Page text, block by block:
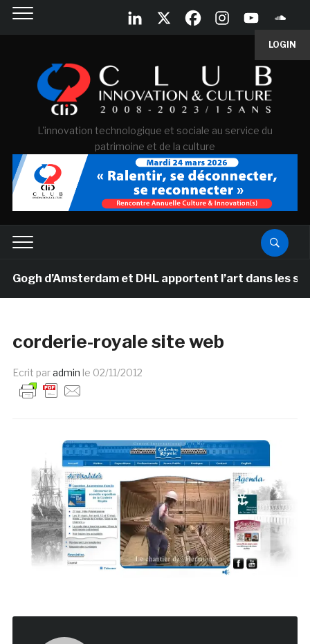
LOGIN
L'innovation technologique et sociale au service du
patrimoine et de la culture
d’Amsterdam et DHL apportent l’art dans les
corderie-royale site web
Ecrit paradmin le 02/11/2012